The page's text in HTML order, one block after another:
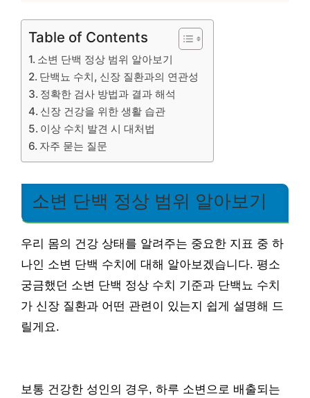
Table of Contents
소변 단백 정상 범위 알아보기
단백뇨 수치, 신장 질환과의 연관성
정확한 검사 방법과 결과 해석
신장 건강을 위한 생활 습관
이상 수치 발견 시 대처법
자주 묻는 질문
소변 단백 정상 범위 알아보기
우리 몸의 건강 상태를 알려주는 중요한 지표 중 하
나인 소변 단백 수치에 대해 알아보겠습니다. 평소
궁금했던 소변 단백 정상 수치 기준과 단백뇨 수치
가 신장 질환과 어떤 관련이 있는지 쉽게 설명해 드
릴게요.
보통 건강한 성인의 경우, 하루 소변으로 배출되는